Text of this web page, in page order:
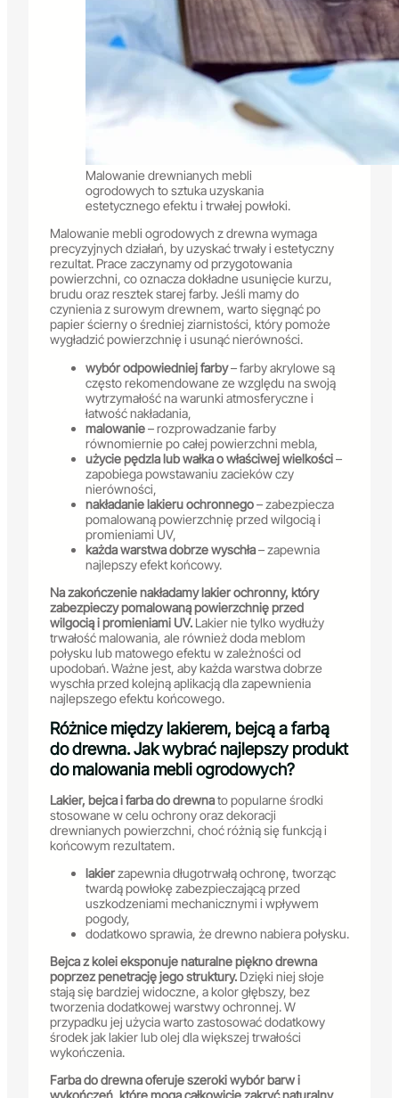
Malowanie drewnianych mebli
ogrodowych to sztuka uzyskania
estetycznego efektu i trwałej powłoki.
Malowanie mebli ogrodowych z drewna wymaga
precyzyjnych działań, by uzyskać trwały i estetyczny
rezultat. Prace zaczynamy od przygotowania
powierzchni, co oznacza dokładne usunięcie kurzu,
brudu oraz resztek starej farby. Jeśli mamy do
czynienia z surowym drewnem, warto sięgnąć po
papier ścierny o średniej ziarnistości, który pomoże
wygładzić powierzchnię i usunąć nierówności.
wybór odpowiedniej farby– farby akrylowe są
często rekomendowane ze względu na swoją
wytrzymałość na warunki atmosferyczne i
łatwość nakładania,
malowanie– rozprowadzanie farby
równomiernie po całej powierzchni mebla,
użycie pędzla lub wałka o właściwej wielkości–
zapobiega powstawaniu zacieków czy
nierówności,
nakładanie lakieru ochronnego– zabezpiecza
pomalowaną powierzchnię przed wilgocią i
promieniami UV,
każda warstwa dobrze wyschła– zapewnia
najlepszy efekt końcowy.
Na zakończenie nakładamy lakier ochronny, który
zabezpieczy pomalowaną powierzchnię przed
wilgocią i promieniami UV. Lakier nie tylko wydłuży
trwałość malowania, ale również doda meblom
połysku lub matowego efektu w zależności od
upodobań. Ważne jest, aby każda warstwa dobrze
wyschła przed kolejną aplikacją dla zapewnienia
najlepszego efektu końcowego.
Różnice między lakierem, bejcą a farbą
do drewna. Jak wybrać najlepszy produkt
do malowania mebli ogrodowych?
Lakier, bejca i farba do drewnato popularne środki
stosowane w celu ochrony oraz dekoracji
drewnianych powierzchni, choć różnią się funkcją i
końcowym rezultatem.
lakierzapewnia długotrwałą ochronę, tworząc
twardą powłokę zabezpieczającą przed
uszkodzeniami mechanicznymi i wpływem
pogody,
dodatkowo sprawia, że drewno nabiera połysku.
Bejca z kolei eksponuje naturalne piękno drewna
poprzez penetrację jego struktury. Dzięki niej słoje
stają się bardziej widoczne, a kolor głębszy, bez
tworzenia dodatkowej warstwy ochronnej. W
przypadku jej użycia warto zastosować dodatkowy
środek jak lakier lub olej dla większej trwałości
wykończenia.
Farba do drewna oferuje szeroki wybór barw i